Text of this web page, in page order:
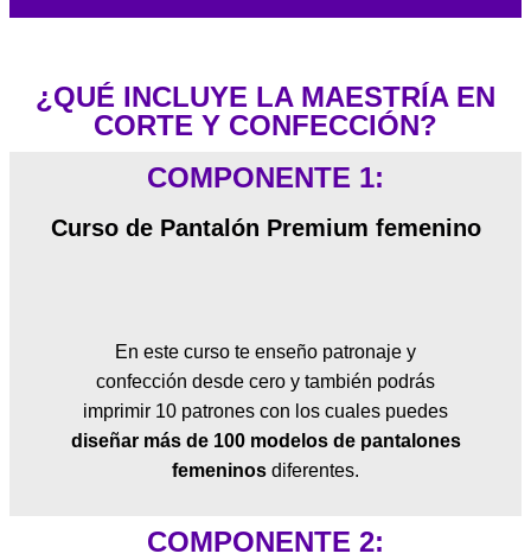
¿QUÉ INCLUYE LA MAESTRÍA EN
CORTE Y CONFECCIÓN?
COMPONENTE 1:
Curso de Pantalón Premium femenino
En este curso te enseño patronaje y
confección desde cero y también podrás
imprimir 10 patrones con los cuales puedes
diseñar más de 100 modelos de pantalones
femeninos diferentes.
COMPONENTE 2: